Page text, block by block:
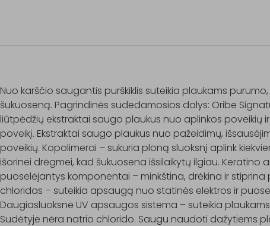
Nuo karščio saugantis purškiklis suteikia plaukams
šukuoseną. Pagrindinės sudedamosios dalys: Oribe
liūtpėdžių ekstraktai saugo plaukus nuo aplinkos poveikių
poveikį. Ekstraktai saugo plaukus nuo pažeidimų,
poveikių. Kopolimerai – sukuria ploną sluoksnį aplink
išorinei drėgmei, kad šukuosena išsilaikytų ilgiau. Keratino
puoselėjantys komponentai – minkština, drėkina ir stiprina
chloridas – suteikia apsaugą nuo statinės elektros ir
Daugiasluoksnė UV apsaugos sistema – suteikia
Sudėtyje nėra natrio chlorido. Saugu naudoti dažytiems